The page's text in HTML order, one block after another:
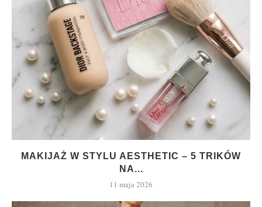
MAKIJAŻ W STYLU AESTHETIC – 5 TRIKÓW
NA...
11 maja 2026